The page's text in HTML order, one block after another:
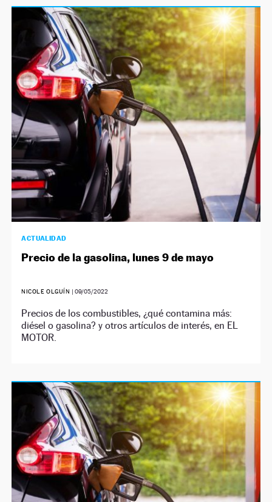
ACTUALIDAD
Precio de la gasolina, lunes 9 de mayo
NICOLE OLGUÍN | 09/05/2022
Precios de los combustibles, ¿qué contamina más:
diésel o gasolina? y otros artículos de interés, en EL
MOTOR.